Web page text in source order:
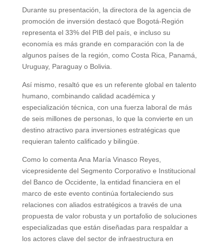
Durante su presentación, la directora de la agencia de
promoción de inversión destacó que Bogotá-Región
representa el 33% del PIB del país, e incluso su
economía es más grande en comparación con la de
algunos países de la región, como Costa Rica, Panamá,
Uruguay, Paraguay o Bolivia.
Así mismo, resaltó que es un referente global en talento
humano, combinando calidad académica y
especialización técnica, con una fuerza laboral de más
de seis millones de personas, lo que la convierte en un
destino atractivo para inversiones estratégicas que
requieran talento calificado y bilingüe.
Como lo comenta Ana María Vinasco Reyes,
vicepresidente del Segmento Corporativo e Institucional
del Banco de Occidente, la entidad financiera en el
marco de este evento continúa fortaleciendo sus
relaciones con aliados estratégicos a través de una
propuesta de valor robusta y un portafolio de soluciones
especializadas que están diseñadas para respaldar a
los actores clave del sector de infraestructura en